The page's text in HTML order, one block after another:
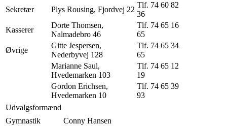
Sekretær
Plys Rousing, Fjordvej 22
Tlf. 74 60 82
36
Kasserer
Dorte Thomsen,
Nalmadebro 46
Tlf. 74 65 16
65
Øvrige
Gitte Jespersen,
Nederbyvej 128
Tlf. 74 65 34
65
Marianne Saul,
Hvedemarken 103
Tlf. 74 65 12
19
Gordon Erichsen,
Hvedemarken 10
Tlf. 74 65 39
93
Udvalgsformænd
Gymnastik
Conny Hansen